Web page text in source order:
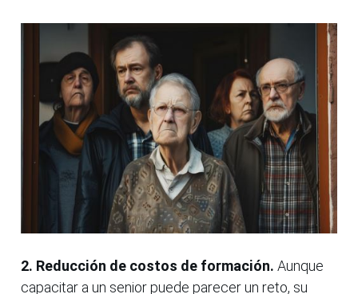
2. Reducción de costos de formación. Aunque
capacitar a un senior puede parecer un reto, su